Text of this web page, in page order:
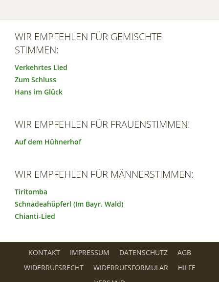
WIR EMPFEHLEN FÜR GEMISCHTE
STIMMEN:
Verkehrtes Lied
Zum Schluss
Hans im Glück
WIR EMPFEHLEN FÜR FRAUENSTIMMEN:
Auf dem Hühnerhof
WIR EMPFEHLEN FÜR MÄNNERSTIMMEN:
Tiritomba
Schnadeahüpferl (Im Bayr. Wald)
Chianti-Lied
KONTAKT IMPRESSUM DATENSCHUTZ
AGB
WIDERRUFSRECHT
WIDERRUFSFORMULAR
HILFE